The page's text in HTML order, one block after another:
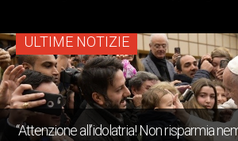
ULTIME NOTIZIE
“Attenzione all’idolatria! Non risparmia